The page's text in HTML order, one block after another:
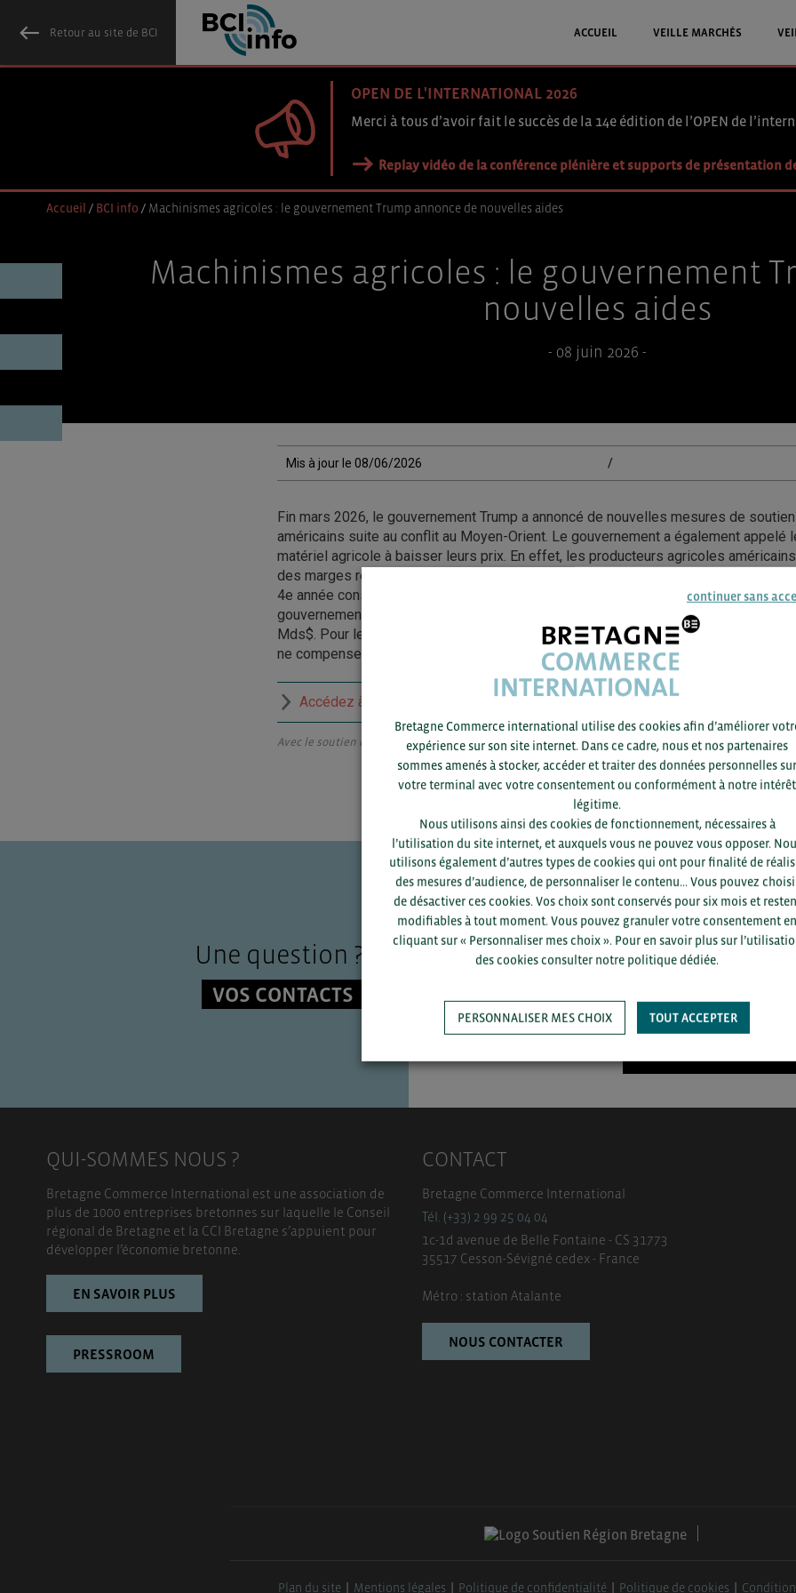
Retour au site de BCI ACCUEIL VEILLE MARCHÉS
OPEN DE L'INTERNATIONAL 2026
Merci à tous d’avoir fait le succès de la 14e édition de l’OPEN de
Replay vidéo de la conférence plénière et supports de présentation
Accueil / BCI info / Machinismes agricoles : le gouvernement Trump annonce de nouvelles aides
Machinismes agricoles : le gouvernement
nouvelles aides
- 08 juin 2026 -
Mis à jour le 08/06/2026 /
Fin mars 2026, le gouvernement Trump a annoncé de nouvelles mesures de
américains suite au conflit au Moyen-Orient. Le gouvernement a également appelé
matériel agricole à baisser leurs prix. En effet, les producteurs agricoles
des marges réduites, des coûts de production élevés et des prix des matières
4e année consécutive, et connaissent de graves difficultés financières malgré des
gouvernementales. Ainsi, le gouvernement Trump a acté une aide aux agriculteurs
Mds$. Pour les organisations professionnelles agricoles, cette mesure sera utile à
ne compensera pas les pertes financières subies par les agriculteurs.
Accédez à la ressource : Reuters – Trevor Hunnicutt, P.J. Huffstutter & Gram
Avec le soutien du Crédit Agricole | Sponsor BCI 2026
Une question ?
VOS CONTACTS
Pour voir les contacts,
département et votre
QUI-SOMMES NOUS ?
Bretagne Commerce International est une association de
plus de 1000 entreprises bretonnes sur laquelle le Conseil
régional de Bretagne et la CCI Bretagne s’appuient pour
développer l’économie bretonne.
EN SAVOIR PLUS
PRESSROOM
CONTACT
Bretagne Commerce International
Tél. (+33) 2 99 25 04 04
1c-1d avenue de Belle Fontaine - CS 31773
35517 Cesson-Sévigné cedex - France
Métro : station Atalante
NOUS CONTACTER
Plan du site Mentions légales Politique de confidentialité Politique de cookies
continuer sans
Bretagne Commerce international utilise des cookies afin d’améliorer
expérience sur son site internet. Dans ce cadre, nous et nos partenaires
sommes amenés à stocker, accéder et traiter des données personnelles sur
votre terminal avec votre consentement ou conformément à notre intérêt
légitime.
Nous utilisons ainsi des cookies de fonctionnement, nécessaires à
l’utilisation du site internet, et auxquels vous ne pouvez vous opposer.
utilisons également d’autres types de cookies qui ont pour finalité de
des mesures d’audience, de personnaliser le contenu... Vous pouvez
de désactiver ces cookies. Vos choix sont conservés pour six mois et
modifiables à tout moment. Vous pouvez granuler votre consentement en
cliquant sur « Personnaliser mes choix ». Pour en savoir plus sur
des cookies consulter notre politique dédiée.
PERSONNALISER MES CHOIX TOUT ACCEPTER